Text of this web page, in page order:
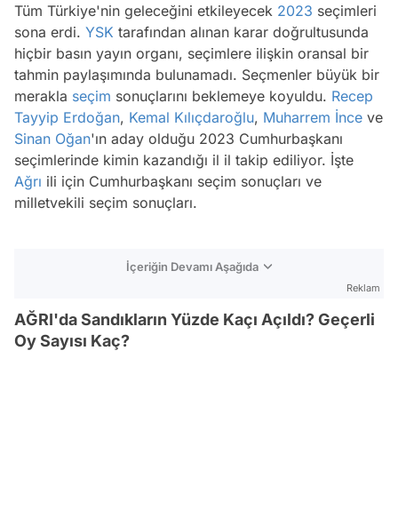
Tüm Türkiye'nin geleceğini etkileyecek 2023 seçimleri
sona erdi. YSK tarafından alınan karar doğrultusunda
hiçbir basın yayın organı, seçimlere ilişkin oransal bir
tahmin paylaşımında bulunamadı. Seçmenler büyük bir
merakla seçim sonuçlarını beklemeye koyuldu. Recep
Tayyip Erdoğan, Kemal Kılıçdaroğlu, Muharrem İnce ve
Sinan Oğan'ın aday olduğu 2023 Cumhurbaşkanı
seçimlerinde kimin kazandığı il il takip ediliyor. İşte
Ağrı ili için Cumhurbaşkanı seçim sonuçları ve
milletvekili seçim sonuçları.
İçeriğin Devamı Aşağıda
Reklam
AĞRI'da Sandıkların Yüzde Kaçı Açıldı? Geçerli
Oy Sayısı Kaç?